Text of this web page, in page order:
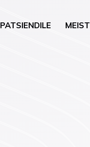
PATSIENDILE MEIST